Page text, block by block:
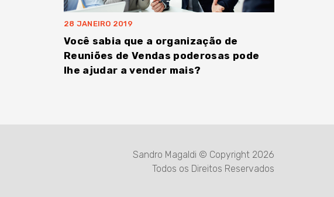
28 JANEIRO 2019
Você sabia que a organização de
Reuniões de Vendas poderosas pode
lhe ajudar a vender mais?
Sandro Magaldi © Copyright 2026
Todos os Direitos Reservados